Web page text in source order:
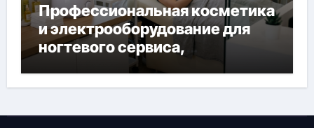
Профессиональная косметика
и электрооборудование для
ногтевого сервиса,
наращивания ресниц и
депиляции